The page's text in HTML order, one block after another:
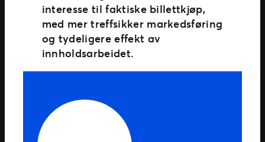
interesse til faktiske billettkjøp,
med mer treffsikker markedsføring
og tydeligere effekt av
innholdsarbeidet.